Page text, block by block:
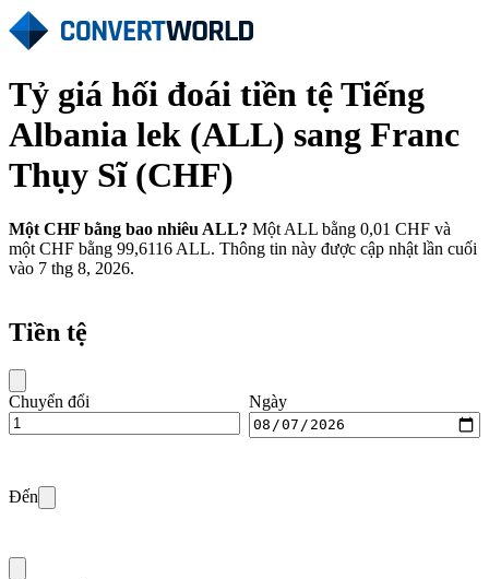
Tỷ giá hối đoái tiền tệ Tiếng
Albania lek (ALL) sang Franc
Thụy Sĩ (CHF)
Một CHF bằng bao nhiêu ALL? Một ALL bằng 0,01 CHF và
một CHF bằng 99,6116 ALL. Thông tin này được cập nhật lần cuối
vào 7 thg 8, 2026.
Tiền tệ
Chuyển đổi Ngày
Đến